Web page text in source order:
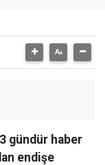
3 gündür haber
endişe